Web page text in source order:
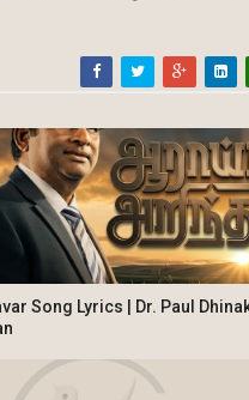
Song Lyrics | Dr. Paul